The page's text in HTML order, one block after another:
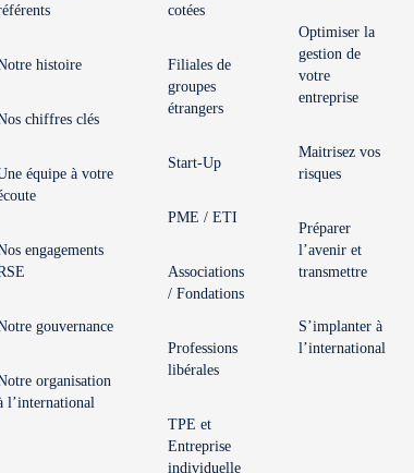
histoire
chiffres clés
équipe à votre
engagements
gouvernance
organisation
l’international
cotées
Filiales de
groupes
étrangers
Start-Up
PME / ETI
Associations
/ Fondations
Professions
libérales
TPE et
Entreprise
individuelle
Optimiser la
gestion de
votre
entreprise
Maitrisez vos
risques
Préparer
l’avenir et
transmettre
S’implanter à
l’international